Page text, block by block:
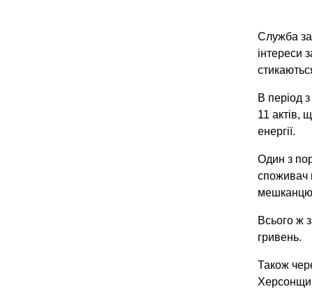
Служба
інтереси
В період
11 актів,
енергії.
Один з
споживач
мешканцю
Всього ж
гривень.
Також